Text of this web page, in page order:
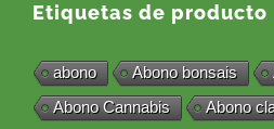
Etiquetas de producto
abono Abono bonsais
Abono Cannabis
Abono